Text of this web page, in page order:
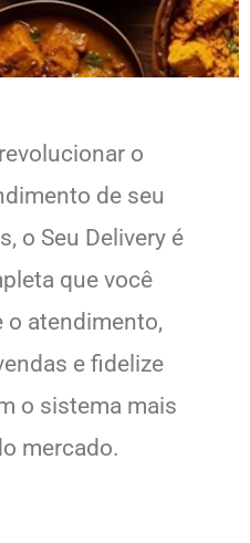
o
de seu
o Seu Delivery é
que você
o atendimento,
e fidelize
o sistema mais
mercado.